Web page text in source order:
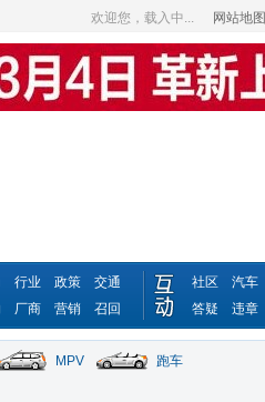
网站地图
欢迎您，载入中...
行业 政策
交通
厂商 营销 召回
社区
汽车
答疑
违章
MPV 跑车